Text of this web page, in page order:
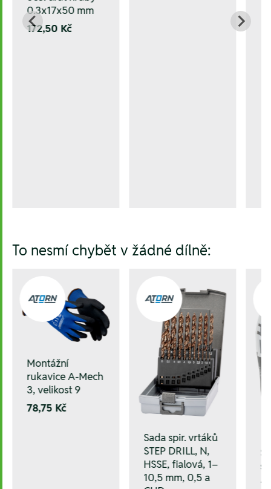
0.3x17x50 mm
172,50 Kč
To nesmí chybět v žádné dílně:
Montážní
rukavice A-Mech
3, velikost 9
78,75 Kč
Sada spir. vrtáků
STEP DRILL, N,
HSSE, fialová, 1–
10,5 mm, 0,5 a
s